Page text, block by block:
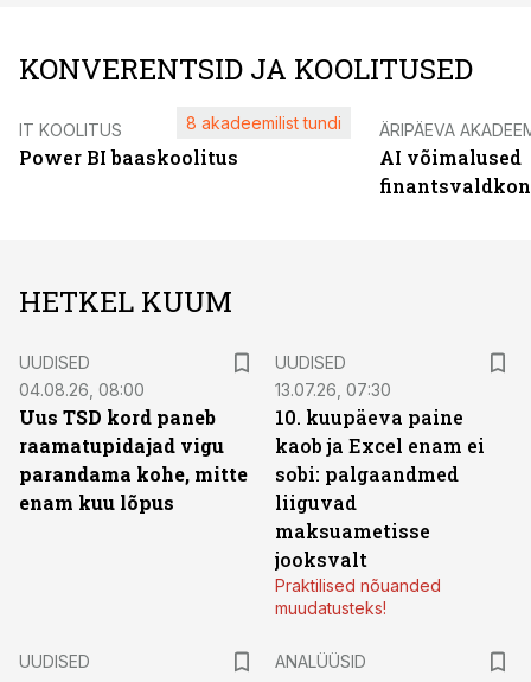
KONVERENTSID JA KOOLITUSED
IT KOOLITUS
Power BI baaskoolitus
8 akadeemilist tundi ÄRIPÄEVA
AI võimalused
HETKEL KUUM
UUDISED
04.08.26, 08:00
Uus TSD kord paneb
raamatupidajad vigu
parandama kohe, mitte
enam kuu lõpus
UUDISED
13.07.26, 07:30
10. kuupäeva paine
kaob ja Excel enam ei
sobi: palgaandmed
liiguvad
maksuametisse
jooksvalt
Praktilised nõuanded
muudatusteks!
UUDISED
ANALÜÜSID